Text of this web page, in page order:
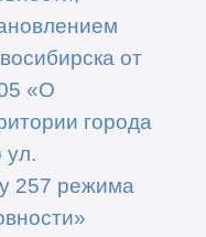
от
«О
города
ул.
257 режима